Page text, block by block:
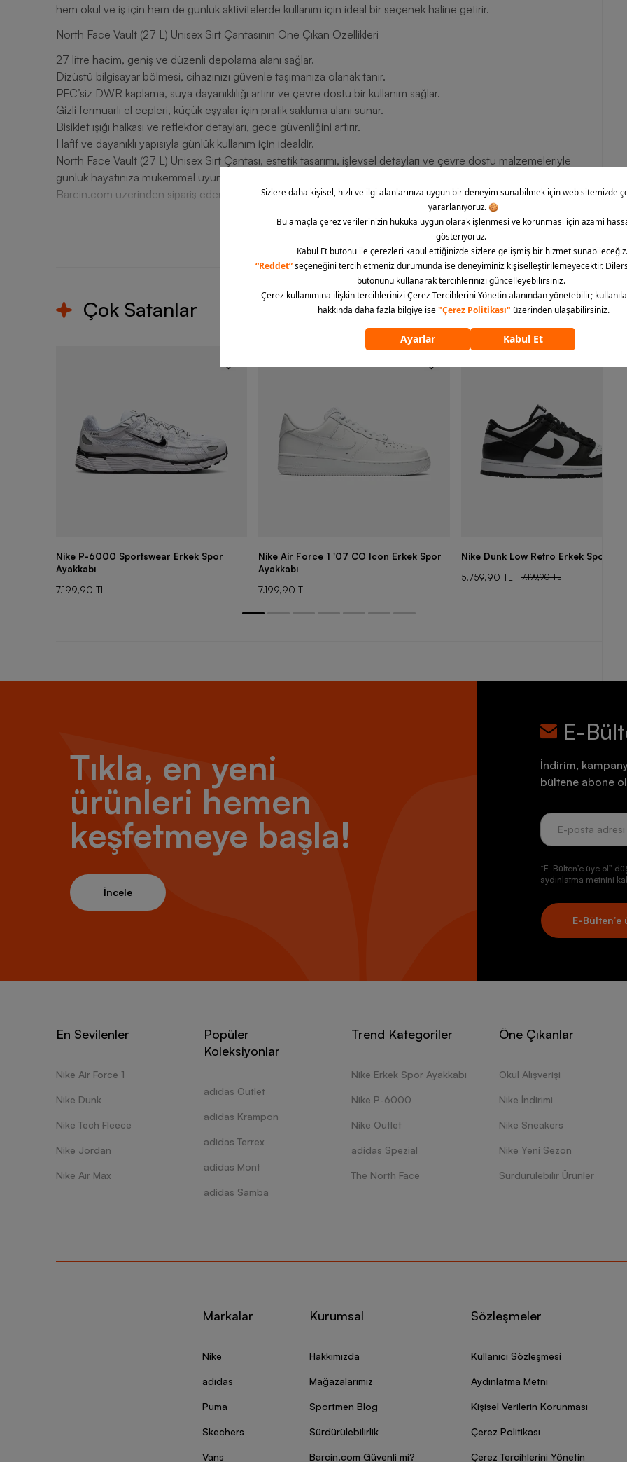
hem okul ve iş için hem de günlük aktivitelerde kullanım için ideal bir seçenek haline getirir.
North Face Vault (27 L) Unisex Sırt Çantasının Öne Çıkan Özellikleri
27 litre hacim, geniş ve düzenli depolama alanı sağlar.
Dizüstü bilgisayar bölmesi, cihazınızı güvenle taşımanıza olanak tanır.
PFC’siz DWR kaplama, suya dayanıklılığı artırır ve çevre dostu bir kullanım sağlar.
Gizli fermuarlı el cepleri, küçük eşyalar için pratik saklama alanı sunar.
Bisiklet ışığı halkası ve reflektör detayları, gece güvenliğini artırır.
Hafif ve dayanıklı yapısıyla günlük kullanım için idealdir.
North Face Vault (27 L) Unisex Sırt Çantası, estetik tasarımı, işlevsel detayları ve çevre dostu malzemeleriyle
günlük hayatınıza mükemmel uyum gösterir. Hem şıklığı hem de pratikliği bir arada sunan The North Face ürününü
Barcin.com üzerinden sipariş ederek stilinize ve ihtiyaçlarınıza uygun bir çözüm elde edebilirsiniz.
Tümünü göster
Çok Satanlar
Nike P-6000 Sportswear Erkek Spor
Ayakkabı
7.199,90 TL
Nike Air Force 1 '07 CO Icon Erkek Spor
Ayakkabı
7.199,90 TL
Nike Dunk Low Retro Erkek Spor
5.759,90 TL
7.199,90 TL
Tıkla, en yeni
ürünleri hemen
keşfetmeye başla!
İncele
E-
İndirim,
bültene abone
“E-Bülten’e üye ol”
aydınlatma metnini
E-Bülten’e
En Sevilenler
Nike Air Force 1
Nike Dunk
Nike Tech Fleece
Nike Jordan
Nike Air Max
Popüler
Koleksiyonlar
adidas Outlet
adidas Krampon
adidas Terrex
adidas Mont
adidas Samba
Trend Kategoriler
Nike Erkek Spor Ayakkabı
Nike P-6000
Nike Outlet
adidas Spezial
The North Face
Öne Çıkanlar
Okul Alışverişi
Nike İndirimi
Nike Sneakers
Nike Yeni Sezon
Sürdürülebilir Ürünler
Markalar
Nike
adidas
Puma
Skechers
Vans
Kurumsal
Hakkımızda
Mağazalarımız
Sportmen Blog
Sürdürülebilirlik
Barcin.com Güvenli mi?
Sözleşmeler
Kullanıcı Sözleşmesi
Aydınlatma Metni
Kişisel Verilerin Korunması
Çerez Politikası
Çerez Tercihlerini Yönetin